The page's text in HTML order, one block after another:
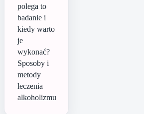
polega to
badanie i
kiedy warto
je
wykonać?
Sposoby i
metody
leczenia
alkoholizmu